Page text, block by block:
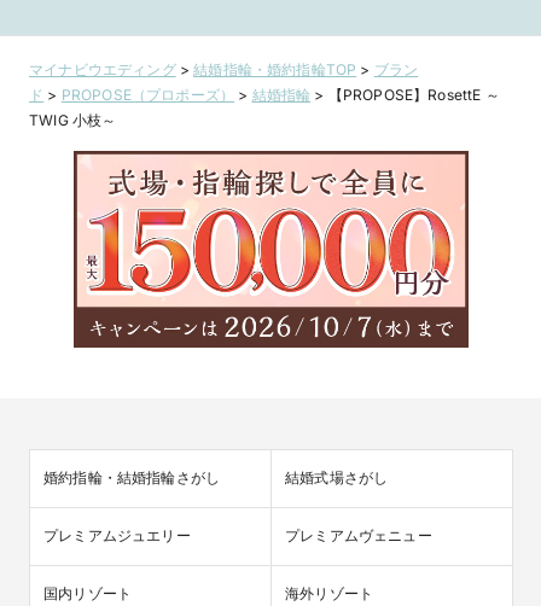
級感のあるocho
08 情熱
マイナビウエディング>結婚指輪・婚約指輪TOP > ブラン
ド > PROPOSE（プロポーズ） > 結婚指輪 >
【PROPOSE】RosettE ～
TWIG 小枝～
婚約指輪・結婚指輪さがし 結婚式場さがし
プレミアムジュエリー プレミアムヴェニュー
国内リゾート 海外リゾート